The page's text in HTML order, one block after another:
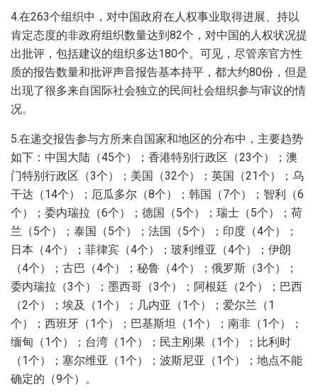
4.在263个组织中，对中国政府在人权事业取得进展、持以
肯定态度的非政府组织数量达到82个，对中国的人权状况提
出批评，包括建议的组织多达180个。可见，尽管亲官方性
质的报告数量和批评声音报告基本持平，都大约80份，但是
出现了很多来自国际社会独立的民间社会组织参与审议的情
况。
5.在递交报告参与方所来自国家和地区的分布中，主要趋势
如下：中国大陆（45个）；香港特别行政区（23个）；澳
门特别行政区（3个）；美国（32个）；英国（21个）；乌
干达（14个）；厄瓜多尔（8个）；韩国（7个）；智利（6
个）；委内瑞拉（6个）；德国（5个）；瑞士（5个）；荷
兰（5个）；泰国（5个）；法国（5个）；印度（4个）；
日本（4个）；菲律宾（4个）；玻利维亚（4个）；伊朗
（4个）；古巴（4个）；秘鲁（4个）；俄罗斯（3个）；
委内瑞拉（3个）；墨西哥（3个）；阿根廷（2个）；巴西
（2个）；埃及（1个）；几内亚（1个）；爱尔兰（1
个）；西班牙（1个）；巴基斯坦（1个）；南非（1个）；
缅甸（1个）；台湾（1个）；民主刚果（1个）；比利时
（1个）；塞尔维亚（1个）；波斯尼亚（1个）；地点不能
确定的（9个）。